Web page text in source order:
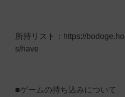
所持リスト：https://
s/have
■ゲームの持ち込みについて